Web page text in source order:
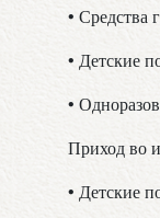
• Средства
• Детские
•
Приход во
• Детские